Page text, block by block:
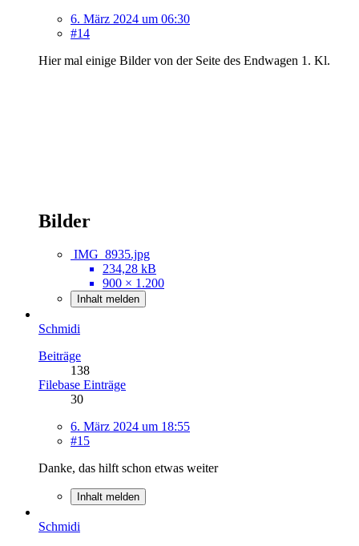
6. März 2024 um 06:30
#14
Hier mal einige Bilder von der Seite des Endwagen 1. Kl.
Bilder
IMG_8935.jpg
234,28 kB
900 × 1.200
Inhalt melden
Schmidi
Beiträge
138
Filebase Einträge
30
6. März 2024 um 18:55
#15
Danke, das hilft schon etwas weiter
Inhalt melden
Schmidi